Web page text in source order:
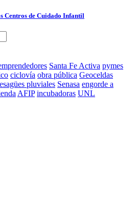
Centros de Cuidado Infantil
Santa Fe Activa pymes
ciclovía obra pública Geoceldas
pluviales Senasa engorde a
AFIP incubadoras UNL